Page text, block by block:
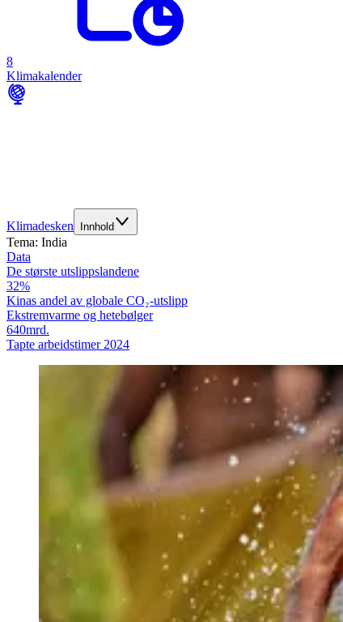
8
Klimakalender
Klimadesken Innhold
Tema: India
Data
De største utslipps­landene
32%
Kinas andel av globale CO₂-utslipp
Ekstremvarme og hetebølger
640mrd.
Tapte arbeidstimer 2024